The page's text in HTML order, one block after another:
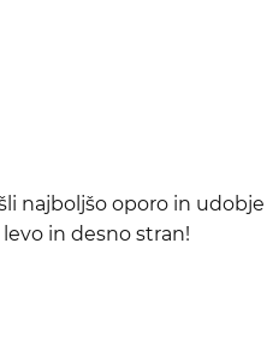
oporo in
in desno stran!